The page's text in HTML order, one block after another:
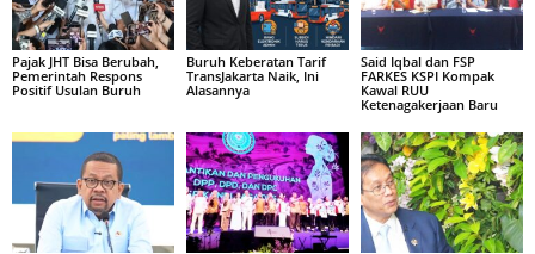
Pajak JHT Bisa Berubah,
Pemerintah Respons
Positif Usulan Buruh
Buruh Keberatan Tarif
TransJakarta Naik, Ini
Alasannya
Said Iqbal dan FSP
FARKES KSPI Kompak
Kawal RUU
Ketenagakerjaan Baru